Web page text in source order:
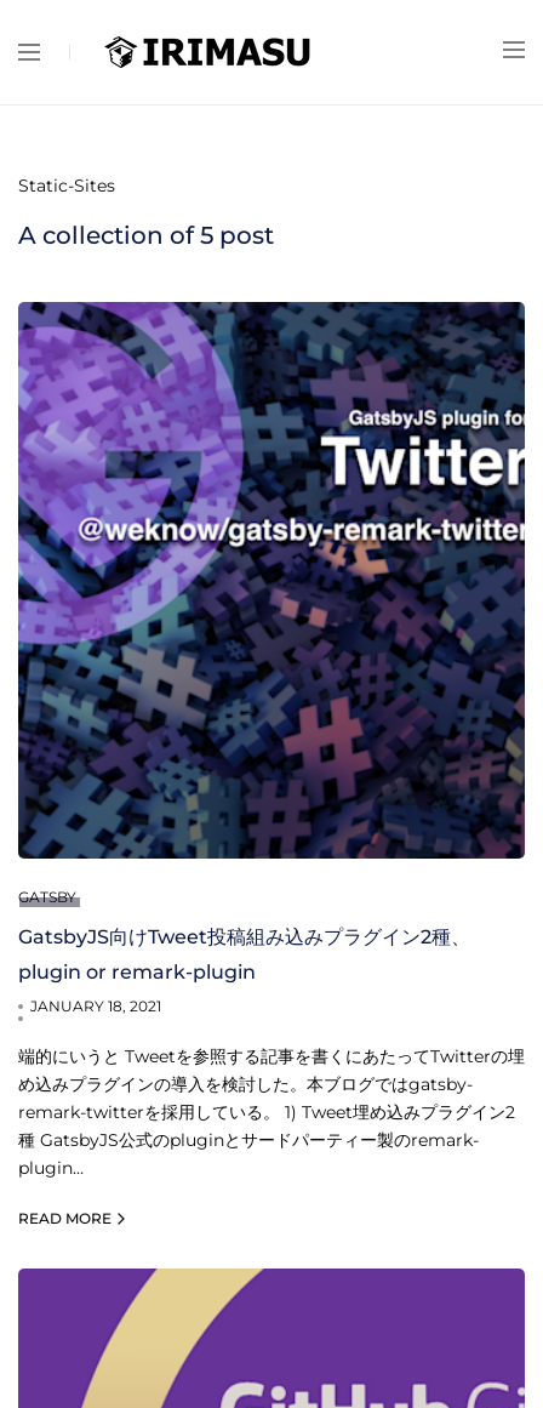
Static-Sites
A collection of5 post
GATSBY
GatsbyJS向けTweet投稿組み込みプラグイン2種、
plugin or remark-plugin
JANUARY 18, 2021
端的にいうと Tweetを参照する記事を書くにあたってTwitterの埋
め込みプラグインの導入を検討した。本ブログではgatsby-
remark-twitterを採用している。 1) Tweet埋め込みプラグイン2
種 GatsbyJS公式のpluginとサードパーティー製のremark-
plugin…
READ MORE